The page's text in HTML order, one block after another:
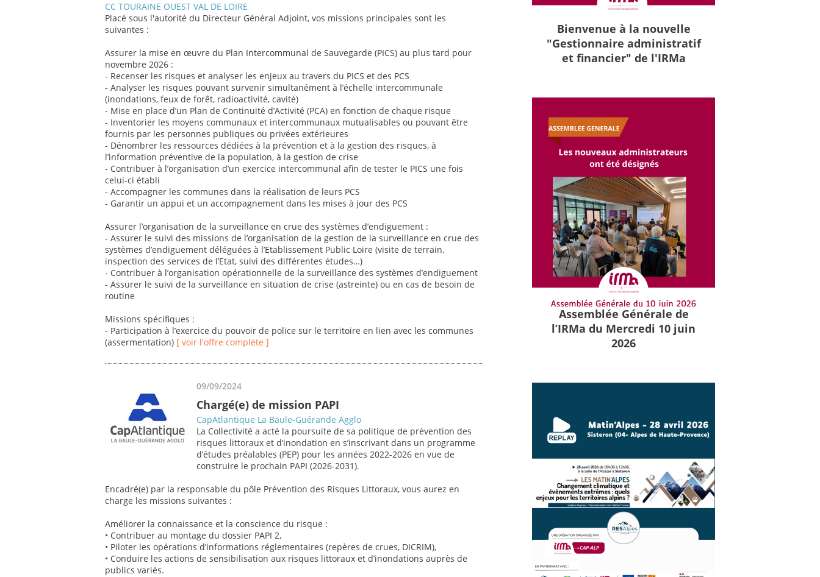
CC TOURAINE OUEST VAL DE LOIRE
Placé sous l'autorité du Directeur Général Adjoint, vos missions principales sont les
suivantes :
Assurer la mise en œuvre du Plan Intercommunal de Sauvegarde (PICS) au plus tard pour
novembre 2026 :
- Recenser les risques et analyser les enjeux au travers du PICS et des PCS
- Analyser les risques pouvant survenir simultanément à l’échelle intercommunale
(inondations, feux de forêt, radioactivité, cavité)
- Mise en place d’un Plan de Continuité d’Activité (PCA) en fonction de chaque risque
- Inventorier les moyens communaux et intercommunaux mutualisables ou pouvant être
fournis par les personnes publiques ou privées extérieures
- Dénombrer les ressources dédiées à la prévention et à la gestion des risques, à
l’information préventive de la population, à la gestion de crise
- Contribuer à l’organisation d’un exercice intercommunal afin de tester le PICS une fois
celui-ci établi
- Accompagner les communes dans la réalisation de leurs PCS
- Garantir un appui et un accompagnement dans les mises à jour des PCS
Assurer l’organisation de la surveillance en crue des systèmes d’endiguement :
- Assurer le suivi des missions de l’organisation de la gestion de la surveillance en crue des
systèmes d’endiguement déléguées à l’Etablissement Public Loire (visite de terrain,
inspection des services de l’Etat, suivi des différentes études…)
- Contribuer à l’organisation opérationnelle de la surveillance des systèmes d’endiguement
- Assurer le suivi de la surveillance en situation de crise (astreinte) ou en cas de besoin de
routine
Missions spécifiques :
- Participation à l’exercice du pouvoir de police sur le territoire en lien avec les communes
(assermentation) [ voir l'offre complète ]
09/09/2024
Chargé(e) de mission PAPI
CapAtlantique La Baule-Guérande Agglo
La Collectivité a acté la poursuite de sa politique de prévention des
risques littoraux et d’inondation en s’inscrivant dans un programme
d’études préalables (PEP) pour les années 2022-2026 en vue de
construire le prochain PAPI (2026-2031).
Encadré(e) par la responsable du pôle Prévention des Risques Littoraux, vous aurez en
charge les missions suivantes :
Améliorer la connaissance et la conscience du risque :
• Contribuer au montage du dossier PAPI 2,
• Piloter les opérations d’informations réglementaires (repères de crues, DICRIM),
• Conduire les actions de sensibilisation aux risques littoraux et d’inondations auprès de
publics variés.
Bienvenue à la nouvelle
"Gestionnaire administratif
et financier" de l'IRMa
Assemblée Générale de
l’IRMa du Mercredi 10 juin
2026